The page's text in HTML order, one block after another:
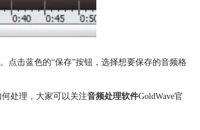
点击蓝色的“保存”按钮，选择想要保存的音频格
处理，大家可以关注音频处理软件GoldWave官